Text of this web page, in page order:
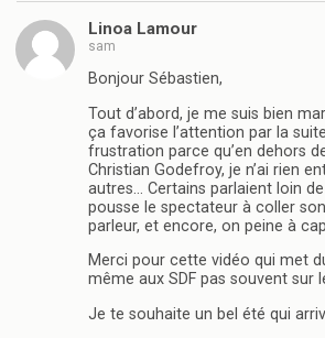
Linoa Lamour
sam
Bonjour Sébastien,
Tout d’abord, je me suis bien
ça favorise l’attention par la
frustration parce qu’en dehors
Christian Godefroy, je n’ai rien
autres… Certains parlaient loin
pousse le spectateur à coller
parleur, et encore, on peine à
Merci pour cette vidéo qui met
même aux SDF pas souvent sur
Je te souhaite un bel été qui